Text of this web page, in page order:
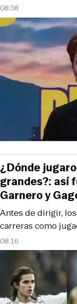
08:38
08:16
Antes de dirigir,
carreras como
¿Dónde
grandes?: así
Garnero y